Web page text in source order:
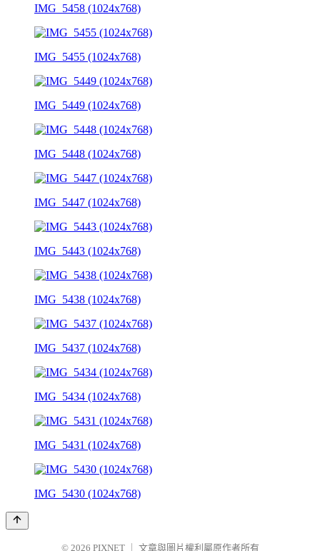
IMG_5458 (1024x768)
IMG_5455 (1024x768)
IMG_5449 (1024x768)
IMG_5448 (1024x768)
IMG_5447 (1024x768)
IMG_5443 (1024x768)
IMG_5438 (1024x768)
IMG_5437 (1024x768)
IMG_5434 (1024x768)
IMG_5431 (1024x768)
IMG_5430 (1024x768)
© 2026 PIXNET 文章與圖片權利屬原作者所有